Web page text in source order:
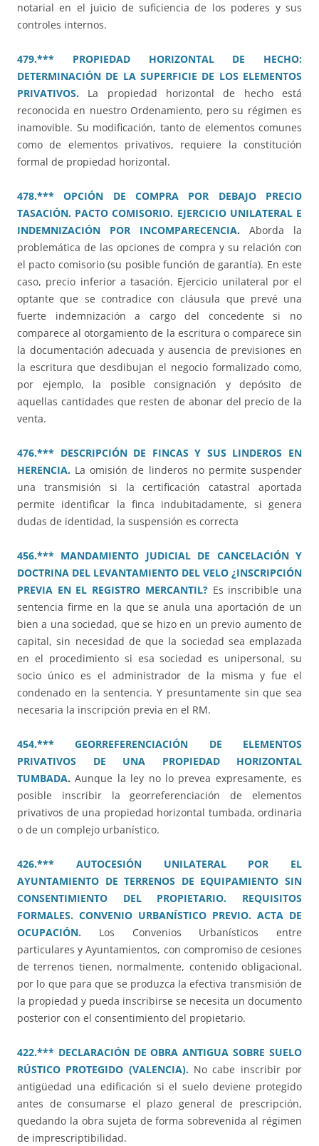
notarial en el juicio de suficiencia de los poderes y sus
controles internos.
479.*** PROPIEDAD HORIZONTAL DE HECHO:
DETERMINACIÓN DE LA SUPERFICIE DE LOS ELEMENTOS
PRIVATIVOS. La propiedad horizontal de hecho está
reconocida en nuestro Ordenamiento, pero su régimen es
inamovible. Su modificación, tanto de elementos comunes
como de elementos privativos, requiere la constitución
formal de propiedad horizontal.
478.*** OPCIÓN DE COMPRA POR DEBAJO PRECIO
TASACIÓN. PACTO COMISORIO. EJERCICIO UNILATERAL E
INDEMNIZACIÓN POR INCOMPARECENCIA. Aborda la
problemática de las opciones de compra y su relación con
el pacto comisorio (su posible función de garantía). En este
caso, precio inferior a tasación. Ejercicio unilateral por el
optante que se contradice con cláusula que prevé una
fuerte indemnización a cargo del concedente si no
comparece al otorgamiento de la escritura o comparece sin
la documentación adecuada y ausencia de previsiones en
la escritura que desdibujan el negocio formalizado como,
por ejemplo, la posible consignación y depósito de
aquellas cantidades que resten de abonar del precio de la
venta.
476.*** DESCRIPCIÓN DE FINCAS Y SUS LINDEROS EN
HERENCIA. La omisión de linderos no permite suspender
una transmisión si la certificación catastral aportada
permite identificar la finca indubitadamente, si genera
dudas de identidad, la suspensión es correcta
456.*** MANDAMIENTO JUDICIAL DE CANCELACIÓN Y
DOCTRINA DEL LEVANTAMIENTO DEL VELO ¿INSCRIPCIÓN
PREVIA EN EL REGISTRO MERCANTIL?Es inscribible una
sentencia firme en la que se anula una aportación de un
bien a una sociedad, que se hizo en un previo aumento de
capital, sin necesidad de que la sociedad sea emplazada
en el procedimiento si esa sociedad es unipersonal, su
socio único es el administrador de la misma y fue el
condenado en la sentencia. Y presuntamente sin que sea
necesaria la inscripción previa en el RM.
454.*** GEORREFERENCIACIÓN DE ELEMENTOS
PRIVATIVOS DE UNA PROPIEDAD HORIZONTAL
TUMBADA.Aunque la ley no lo prevea expresamente, es
posible inscribir la georreferenciación de elementos
privativos de una propiedad horizontal tumbada, ordinaria
o de un complejo urbanístico.
426.*** AUTOCESIÓN UNILATERAL POR EL
AYUNTAMIENTO DE TERRENOS DE EQUIPAMIENTO SIN
CONSENTIMIENTO DEL PROPIETARIO. REQUISITOS
FORMALES. CONVENIO URBANÍSTICO PREVIO. ACTA DE
OCUPACIÓN. Los Convenios Urbanísticos entre
particulares y Ayuntamientos, con compromiso de cesiones
de terrenos tienen, normalmente, contenido obligacional,
por lo que para que se produzca la efectiva transmisión de
la propiedad y pueda inscribirse se necesita un documento
posterior con el consentimiento del propietario.
422.*** DECLARACIÓN DE OBRA ANTIGUA SOBRE SUELO
RÚSTICO PROTEGIDO (VALENCIA).No cabe inscribir por
antigüedad una edificación si el suelo deviene protegido
antes de consumarse el plazo general de prescripción,
quedando la obra sujeta de forma sobrevenida al régimen
de imprescriptibilidad.